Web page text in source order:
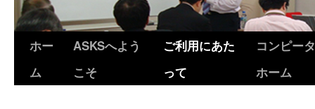
ホー
ム
ASKSへよう
こそ
ご利用にあた
って
コンピー
ホーム